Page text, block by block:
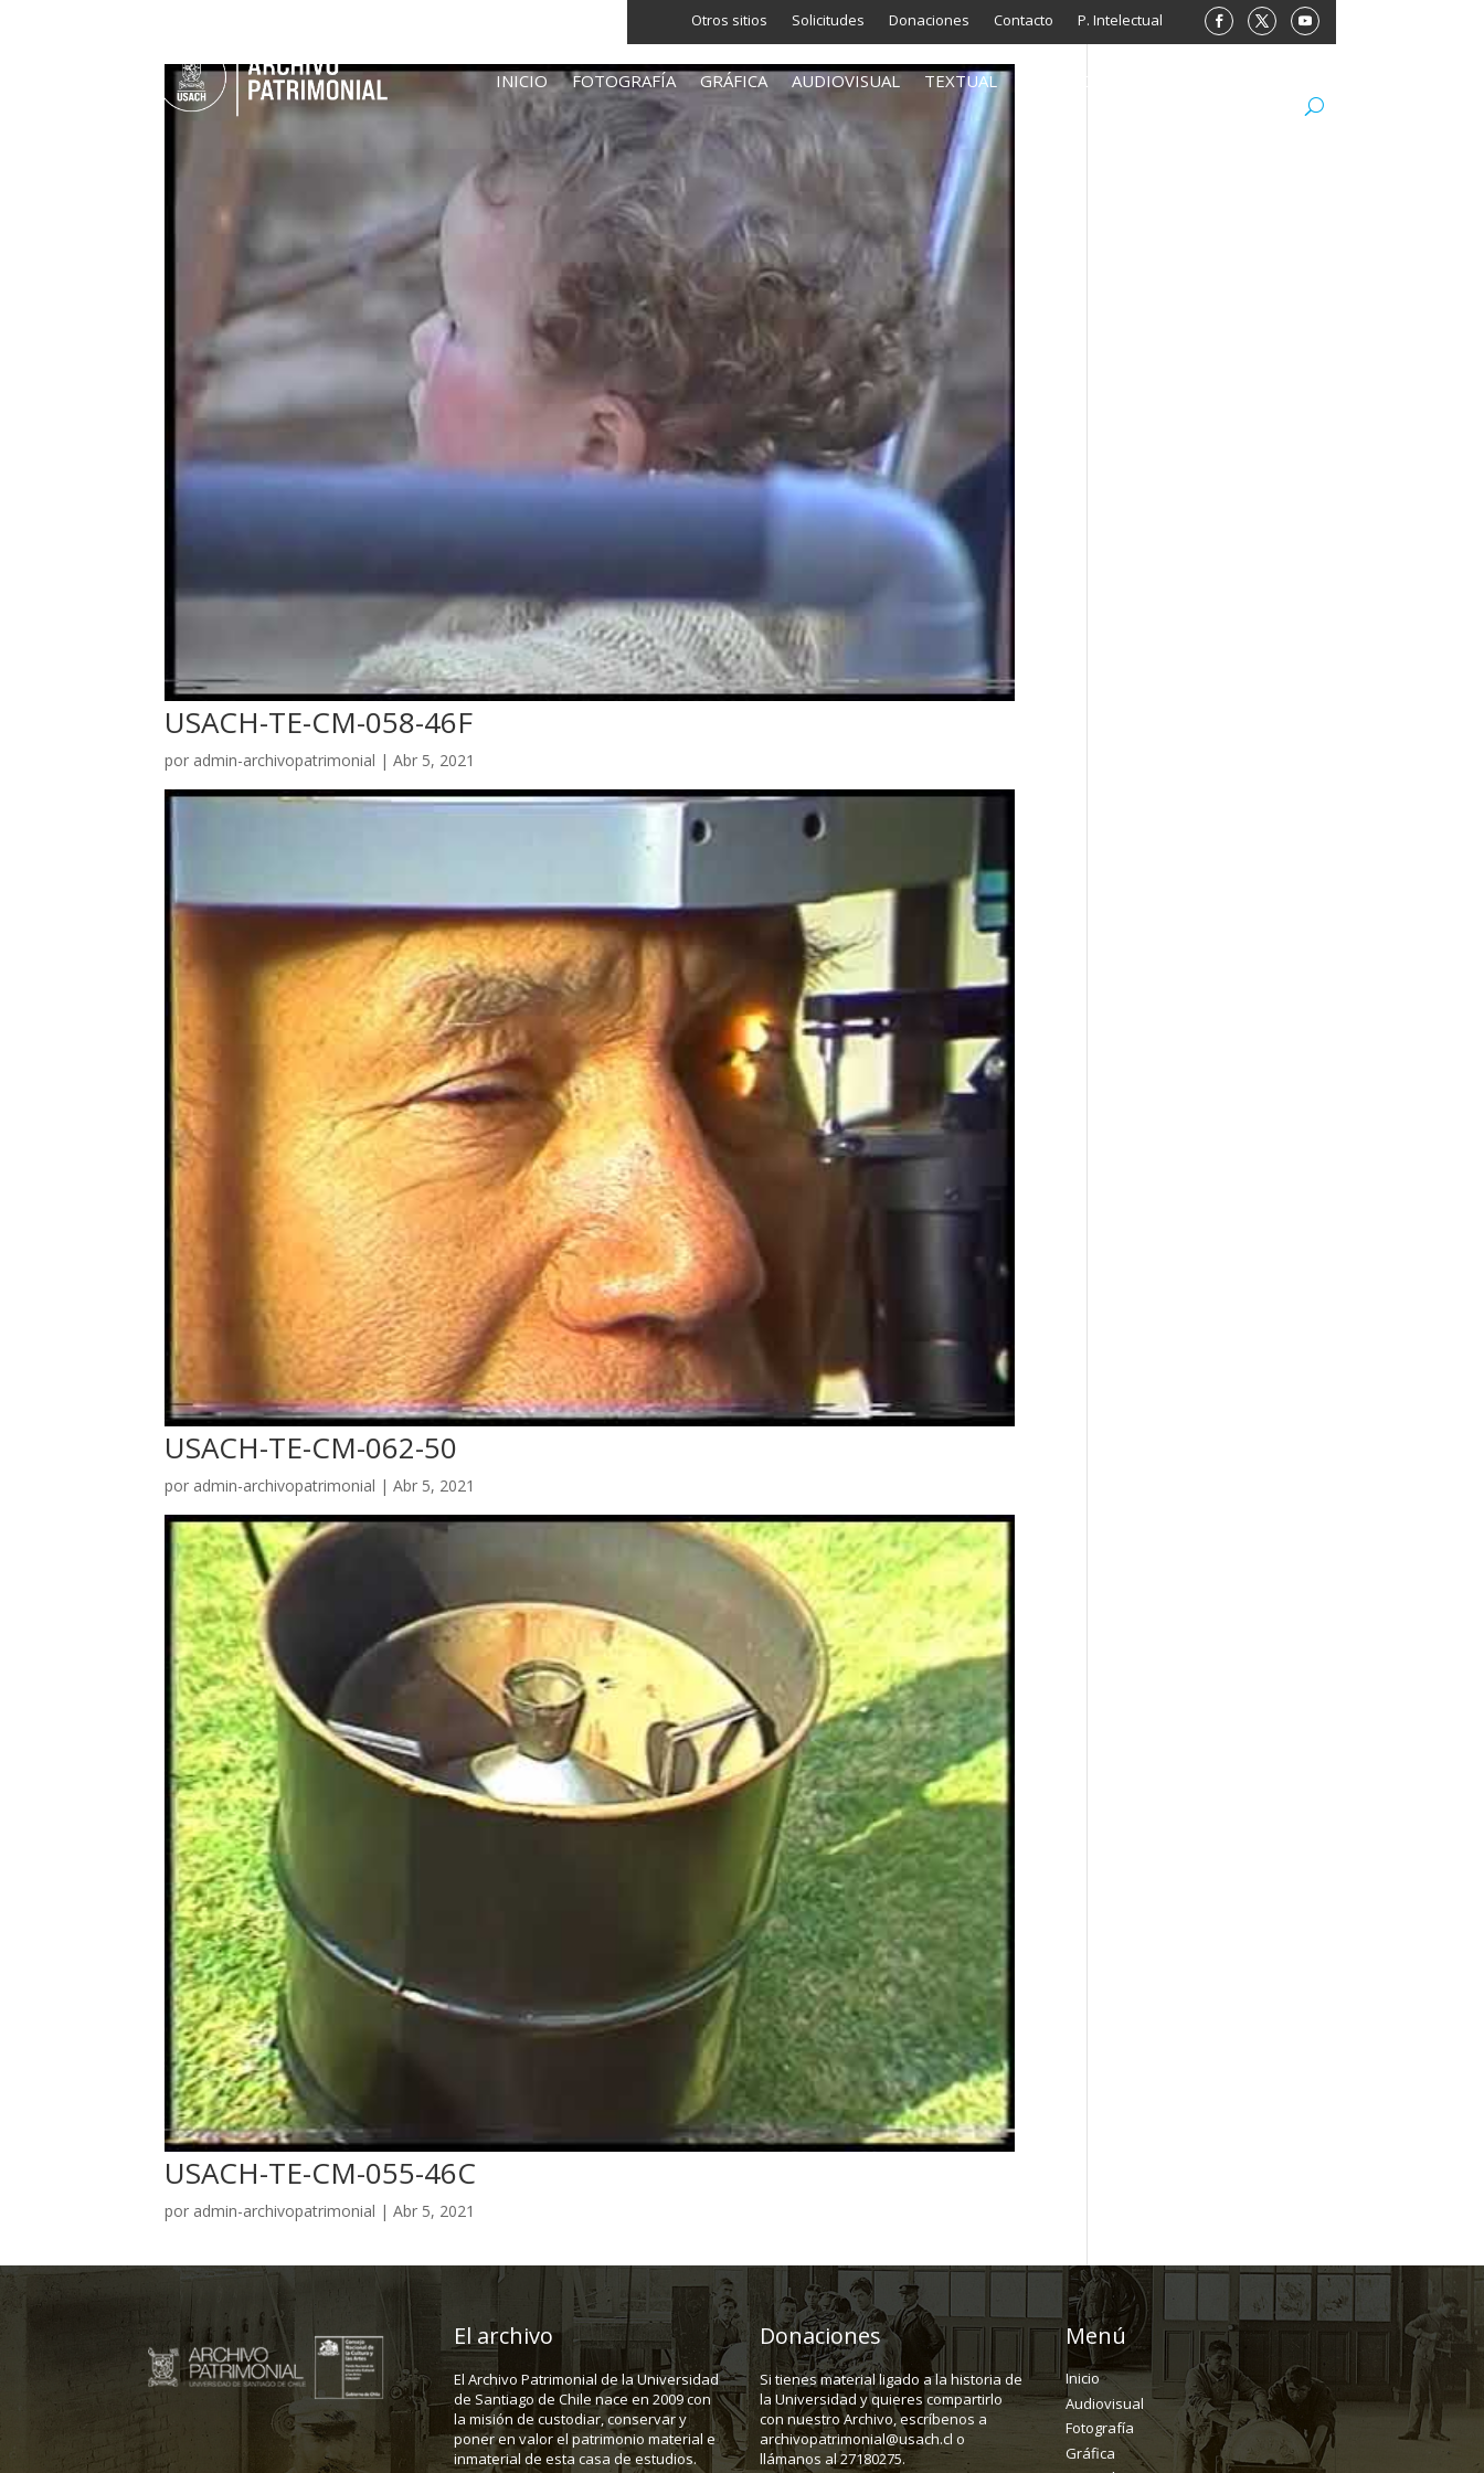
Otros sitios Solicitudes Donaciones Contacto P. Intelectual
INICIO FOTOGRAFÍA GRÁFICA AUDIOVISUAL TEXTUAL ARCHIVO
USACH-TE-CM-058-46F
por admin-archivopatrimonial |Abr 5, 2021
USACH-TE-CM-062-50
por admin-archivopatrimonial |Abr 5, 2021
USACH-TE-CM-055-46C
por admin-archivopatrimonial |Abr 5, 2021
El archivo
El Archivo Patrimonial de la Universidad
de Santiago de Chile nace en 2009 con
la misión de custodiar, conservar y
poner en valor el patrimonio material e
inmaterial de esta casa de estudios.
Donaciones
Si tienes material ligado a la historia de
la Universidad y quieres compartirlo
con nuestro Archivo, escríbenos a
archivopatrimonial@usach.cl o
llámanos al 27180275.
Menú
Inicio
Audiovisual
Fotografía
Gráfica